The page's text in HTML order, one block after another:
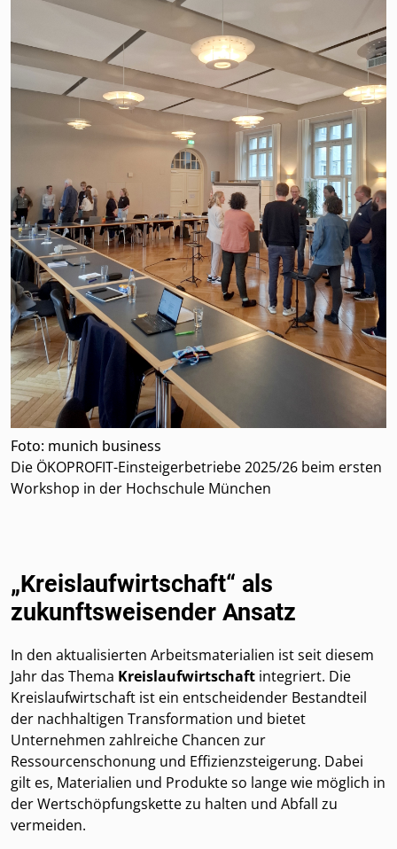
Foto: munich business
Die ÖKOPROFIT-Einsteigerbetriebe 2025/26 beim ersten
Workshop in der Hochschule München
„Kreislaufwirtschaft“ als
zukunftsweisender Ansatz
In den aktualisierten Arbeitsmaterialien ist seit diesem
Jahr das Thema Kreislaufwirtschaft integriert. Die
Kreislaufwirtschaft ist ein entscheidender Bestandteil
der nachhaltigen Transformation und bietet
Unternehmen zahlreiche Chancen zur
Ressourcenschonung und Effizienzsteigerung. Dabei
gilt es, Materialien und Produkte so lange wie möglich in
der Wertschöpfungskette zu halten und Abfall zu
vermeiden.